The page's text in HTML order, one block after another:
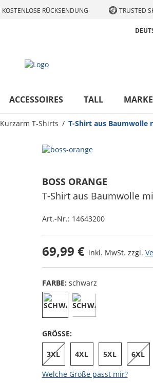
KOSTENLOSE RÜCKSENDUNG TRUSTED
ACCESSOIRES TALL
Kurzarm T-Shirts T-Shirt aus
BOSS ORANGE
T-Shirt aus Baumwolle
Art.-Nr.: 14643200
69,99 € inkl. MwSt. zzgl.
FARBE: schwarz
GRÖSSE:
3XL 4XL 5XL 6XL
Welche Größe passt mir?